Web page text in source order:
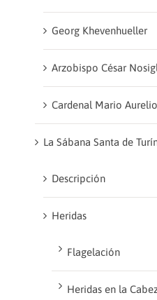
Georg Khevenhueller
Arzobispo César
Cardenal Mario
La Sábana Santa de
Descripción
Heridas
Flagelación
Heridas en la